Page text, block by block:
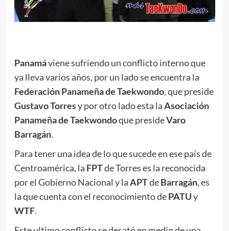
Panamáviene sufriendo un conflicto interno que
ya lleva varios años, por un lado se encuentra la
Federación Panameña de Taekwondo, que preside
Gustavo Torresy por otro lado esta laAsociación
Panameña de Taekwondoque presideVaro
Barragán.
Para tener una idea de lo que sucede en ese país de
Centroamérica, la FPTde Torres es la reconocida
por el Gobierno Nacional y laAPTdeBarragán, es
la que cuenta con el reconocimiento dePATUy
WTF.